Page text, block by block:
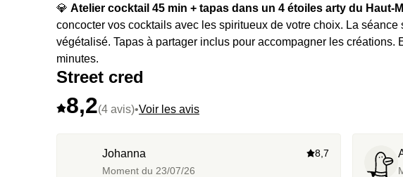
💎 Atelier cocktail 45 min + tapas dans un 4 étoiles arty du Haut-
concocter vos cocktails avec les spiritueux de votre choix. La
végétalisé. Tapas à partager inclus pour accompagner les créations.
minutes.
Street cred
8,2(4 avis)•Voir les avis
Johanna
Moment du 23/07/26
8,7